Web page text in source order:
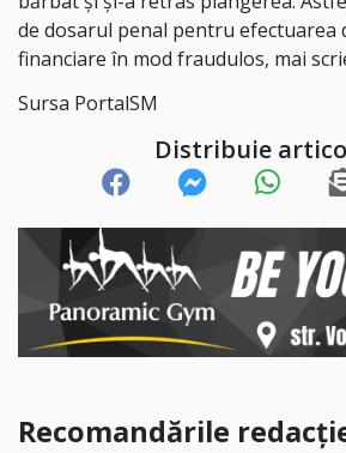
de dosarul penal pentru efectuarea
financiare în mod fraudulos, mai
Sursa PortalSM
Distribuie
Recomandările